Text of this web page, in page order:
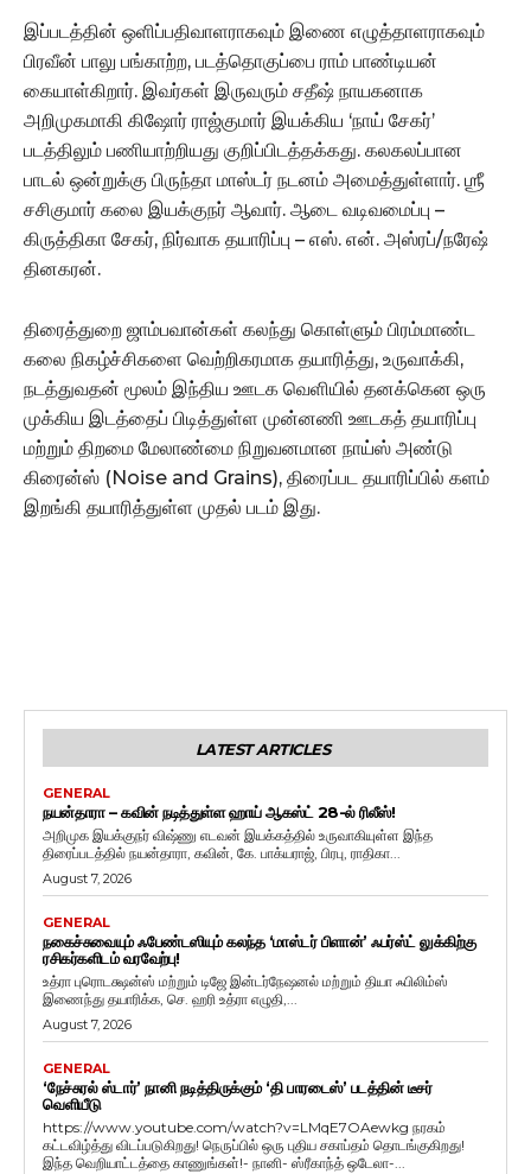
இப்படத்தின் ஒளிப்பதிவாளராகவும் இணை எழுத்தாளராகவும்
பிரவீன் பாலு பங்காற்ற, படத்தொகுப்பை ராம் பாண்டியன்
கையாள்கிறார். இவர்கள் இருவரும் சதீஷ் நாயகனாக
அறிமுகமாகி கிஷோர் ராஜ்குமார் இயக்கிய ‘நாய் சேகர்’
படத்திலும் பணியாற்றியது குறிப்பிடத்தக்கது. கலகலப்பான
பாடல் ஒன்றுக்கு பிருந்தா மாஸ்டர் நடனம் அமைத்துள்ளார். ஶ்ரீ
சசிகுமார் கலை இயக்குநர் ஆவார். ஆடை வடிவமைப்பு –
கிருத்திகா சேகர், நிர்வாக தயாரிப்பு – எஸ். என். அஸ்ரப்/நரேஷ்
தினகரன்.
திரைத்துறை ஜாம்பவான்கள் கலந்து கொள்ளும் பிரம்மாண்ட
கலை நிகழ்ச்சிகளை வெற்றிகரமாக தயாரித்து, உருவாக்கி,
நடத்துவதன் மூலம் இந்திய ஊடக வெளியில் தனக்கென ஒரு
முக்கிய இடத்தைப் பிடித்துள்ள முன்னணி ஊடகத் தயாரிப்பு
மற்றும் திறமை மேலாண்மை நிறுவனமான நாய்ஸ் அண்டு
கிரைன்ஸ் (Noise and Grains), திரைப்பட தயாரிப்பில் களம்
இறங்கி தயாரித்துள்ள முதல் படம் இது.
LATEST ARTICLES
GENERAL
நயன்தாரா – கவின் நடித்துள்ள ஹாய் ஆகஸ்ட் 28-ல் ரிலீஸ்!
அறிமுக இயக்குநர் விஷ்ணு எடவன் இயக்கத்தில் உருவாகியுள்ள இந்த
திரைப்படத்தில் நயன்தாரா, கவின், கே. பாக்யராஜ், பிரபு, ராதிகா...
August 7, 2026
GENERAL
நகைச்சுவையும் ஃபேண்டஸியும் கலந்த ‘மாஸ்டர் பிளான்’ ஃபர்ஸ்ட் லுக்கிற்கு
ரசிகர்களிடம் வரவேற்பு!
உத்ரா புரொடக்ஷன்ஸ் மற்றும் டிஜே இன்டர்நேஷனல் மற்றும் தியா ஃபிலிம்ஸ்
இணைந்து தயாரிக்க, செ. ஹரி உத்ரா எழுதி,...
August 7, 2026
GENERAL
‘நேச்சுரல் ஸ்டார்’ நானி நடித்திருக்கும் ‘தி பாரடைஸ்’ படத்தின் டீசர்
வெளியீடு
https://www.youtube.com/watch?v=LMqE7OAewkg நரகம்
கட்டவிழ்த்து விடப்படுகிறது! நெருப்பில் ஒரு புதிய சகாப்தம் தொடங்குகிறது!
இந்த வெறியாட்டத்தை காணுங்கள்!- நானி- ஸ்ரீகாந்த் ஒடேலா-...